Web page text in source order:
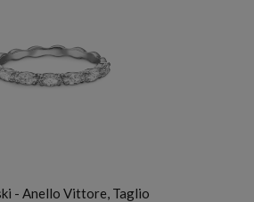
- Anello Vittore, Taglio